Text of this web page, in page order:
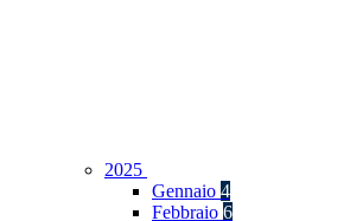
2025
Gennaio 4
Febbraio 6